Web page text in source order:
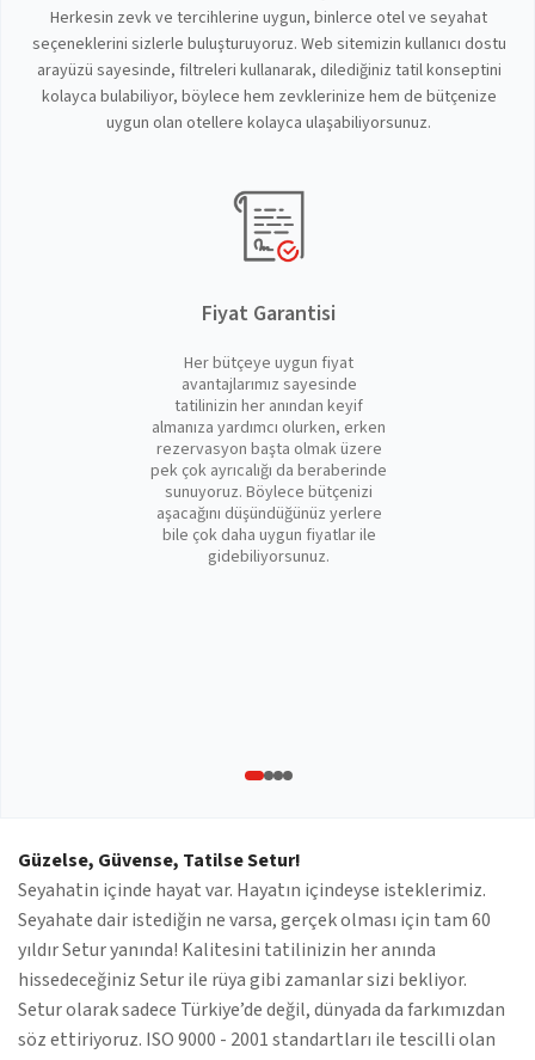
Herkesin zevk ve tercihlerine uygun, binlerce otel ve seyahat
seçeneklerini sizlerle buluşturuyoruz. Web sitemizin kullanıcı dostu
arayüzü sayesinde, filtreleri kullanarak, dilediğiniz tatil konseptini
kolayca bulabiliyor, böylece hem zevklerinize hem de bütçenize
uygun olan otellere kolayca ulaşabiliyorsunuz.
Fiyat Garantisi
Her bütçeye uygun fiyat
avantajlarımız sayesinde
tatilinizin her anından keyif
almanıza yardımcı olurken, erken
rezervasyon başta olmak üzere
pek çok ayrıcalığı da beraberinde
sunuyoruz. Böylece bütçenizi
aşacağını düşündüğünüz yerlere
bile çok daha uygun fiyatlar ile
gidebiliyorsunuz.
Güzelse, Güvense, Tatilse Setur!
Seyahatin içinde hayat var. Hayatın içindeyse isteklerimiz.
Seyahate dair istediğin ne varsa, gerçek olması için tam 60
yıldır Setur yanında! Kalitesini tatilinizin her anında
hissedeceğiniz Setur ile rüya gibi zamanlar sizi bekliyor.
Setur olarak sadece Türkiye’de değil, dünyada da farkımızdan
söz ettiriyoruz. ISO 9000 - 2001 standartları ile tescilli olan